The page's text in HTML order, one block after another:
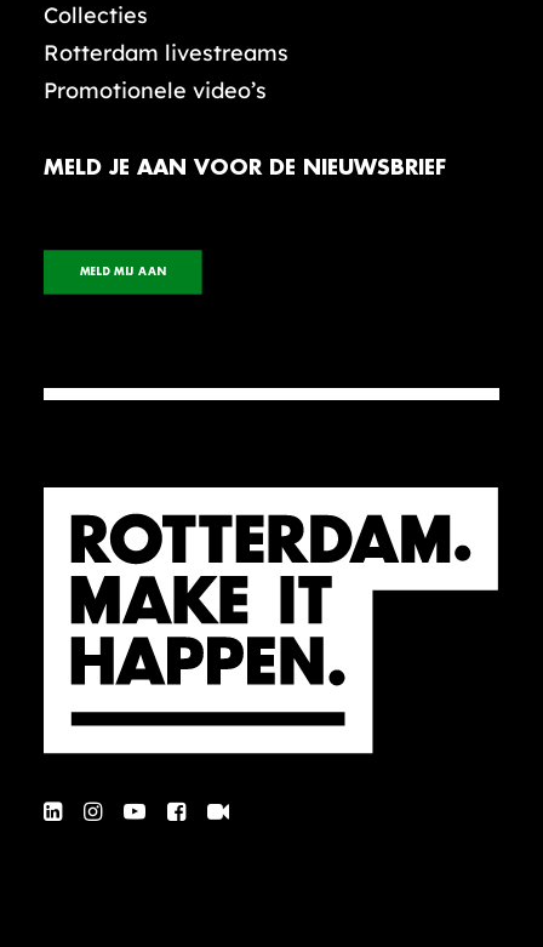
Collecties
Rotterdam livestreams
Promotionele video’s
MELD JE AAN VOOR DE NIEUWSBRIEF
MELD MIJ AAN